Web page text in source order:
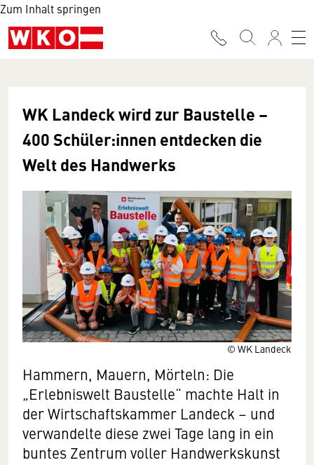
Zum Inhalt springen
© WK Landeck
WK Landeck wird zur Baustelle –
400 Schüler:innen entdecken die
Welt des Handwerks
Hammern, Mauern, Mörteln: Die
„Erlebniswelt Baustelle“ machte Halt in
der Wirtschaftskammer Landeck – und
verwandelte diese zwei Tage lang in ein
buntes Zentrum voller Handwerkskunst